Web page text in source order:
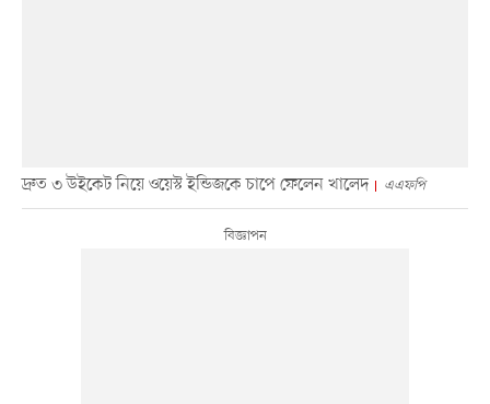
দ্রুত ৩ উইকেট নিয়ে ওয়েস্ট ইন্ডিজকে চাপে ফেলেন খালেদ এএফপি